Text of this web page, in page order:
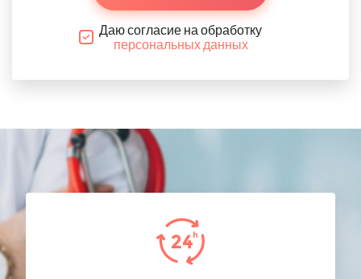
Даю согласие на обработку
персональных данных